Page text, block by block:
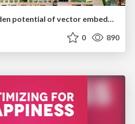
Unlocking the hidden potential of vector embeddings in international SEO
0 890